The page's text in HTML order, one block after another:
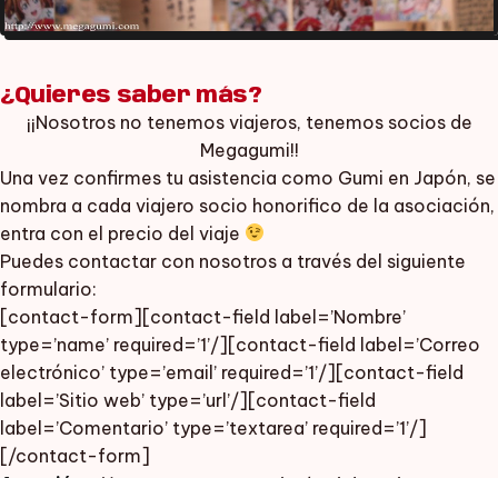
¿Quieres saber más?
¡¡Nosotros no tenemos viajeros, tenemos socios de
Megagumi!!
Una vez confirmes tu asistencia como Gumi en Japón, se
nombra a cada viajero socio honorifico de la asociación,
entra con el precio del viaje
Puedes contactar con nosotros a través del siguiente
formulario:
[contact-form][contact-field label=’Nombre’
type=’name’ required=’1’/][contact-field label=’Correo
electrónico’ type=’email’ required=’1’/][contact-field
label=’Sitio web’ type=’url’/][contact-field
label=’Comentario’ type=’textarea’ required=’1’/]
[/contact-form]